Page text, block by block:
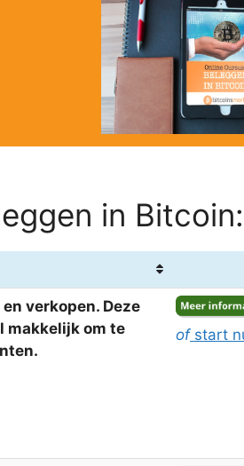
in Bitcoin:
verkopen. Deze
makkelijk om te
ofstart